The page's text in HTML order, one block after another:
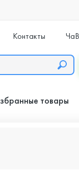
Контакты
товары